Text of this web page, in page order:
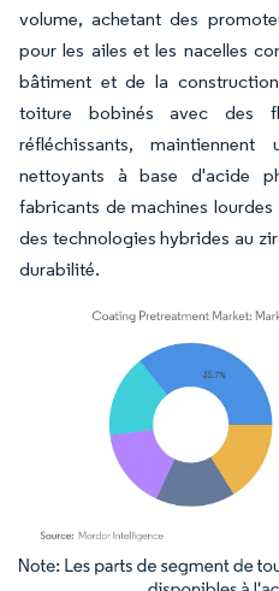
volume, achetant des
pour les ailes et les nacelles
bâtiment et de la
toiture bobinés avec des
réfléchissants,
nettoyants à base d'acide
fabricants de machines
des technologies hybrides au
durabilité.
Image © Mordor Intelligence. La